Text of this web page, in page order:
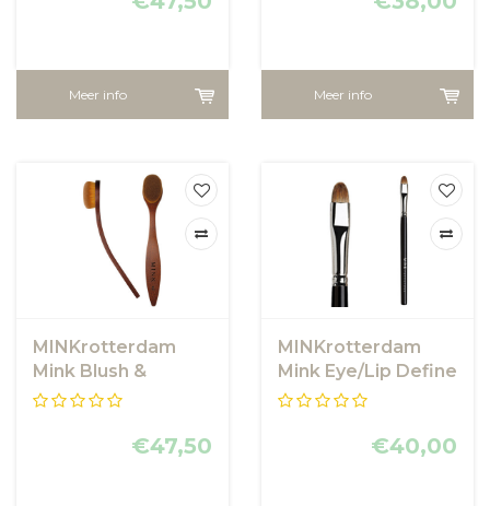
Meer info Meer info
MINKrotterdam
Mink Blush &
Contouring &
€47,50
MINKrotterdam
Mink Eye/Lip Define
Brush
€40,00